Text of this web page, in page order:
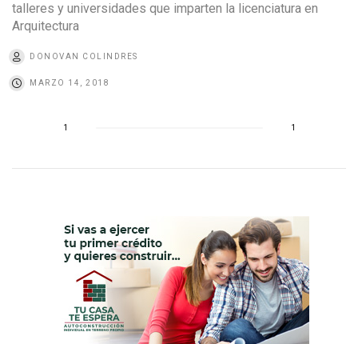
talleres y universidades que imparten la licenciatura en
Arquitectura
DONOVAN COLINDRES
MARZO 14, 2018
1 1